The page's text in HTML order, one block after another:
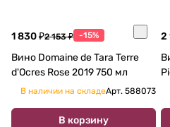
1 830 ₽2 153 ₽ -15%
Вино Domaine de Tara Terre
d'Ocres Rose 2019 750 мл
В наличии на складеАрт. 588073
В корзину
2